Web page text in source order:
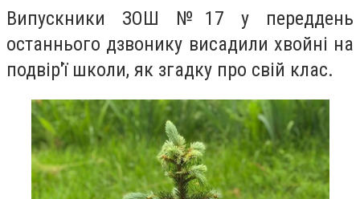
Випускники ЗОШ №17 у переддень
останнього дзвонику висадили хвойні на
подвір'ї школи, як згадку про свій клас.